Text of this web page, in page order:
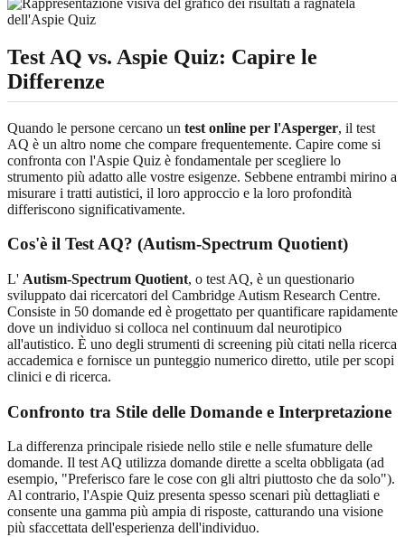
Test AQ vs. Aspie Quiz: Capire le
Differenze
Quando le persone cercano un test online per l'Asperger, il test
AQ è un altro nome che compare frequentemente. Capire come si
confronta con l'Aspie Quiz è fondamentale per scegliere lo
strumento più adatto alle vostre esigenze. Sebbene entrambi mirino a
misurare i tratti autistici, il loro approccio e la loro profondità
differiscono significativamente.
Cos'è il Test AQ? (Autism-Spectrum Quotient)
L' Autism-Spectrum Quotient, o test AQ, è un questionario
sviluppato dai ricercatori del Cambridge Autism Research Centre.
Consiste in 50 domande ed è progettato per quantificare rapidamente
dove un individuo si colloca nel continuum dal neurotipico
all'autistico. È uno degli strumenti di screening più citati nella ricerca
accademica e fornisce un punteggio numerico diretto, utile per scopi
clinici e di ricerca.
Confronto tra Stile delle Domande e Interpretazione
La differenza principale risiede nello stile e nelle sfumature delle
domande. Il test AQ utilizza domande dirette a scelta obbligata (ad
esempio, "Preferisco fare le cose con gli altri piuttosto che da solo").
Al contrario, l'Aspie Quiz presenta spesso scenari più dettagliati e
consente una gamma più ampia di risposte, catturando una visione
più sfaccettata dell'esperienza dell'individuo.